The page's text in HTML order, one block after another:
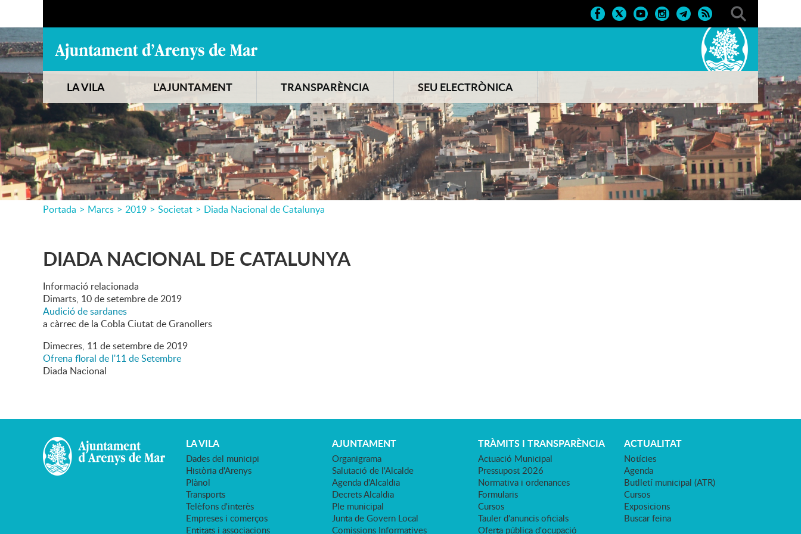
LA VILA L'AJUNTAMENT TRANSPARÈNCIA SEU ELECTRÒNICA
Portada > Marcs > 2019 > Societat > Diada Nacional de Catalunya
DIADA NACIONAL DE CATALUNYA
Informació relacionada
Dimarts, 10desetembrede2019
Audició de sardanes
a càrrec de la Cobla Ciutat de Granollers
Dimecres, 11desetembrede2019
Ofrena floral de l'11 de Setembre
Diada Nacional
LA VILA
Dades del municipi
Història d'Arenys
Plànol
Transports
Telèfons d'interès
Empreses i comerços
Entitats i associacions
AJUNTAMENT
Organigrama
Salutació de l'Alcalde
Agenda d'Alcaldia
Decrets Alcaldia
Ple municipal
Junta de Govern Local
Comissions Informatives
TRÀMITS I TRANSPARÈNCIA
Actuació Municipal
Pressupost 2026
Normativa i ordenances
Formularis
Cursos
Tauler d'anuncis oficials
Oferta pública d'ocupació
ACTUALITAT
Notícies
Agenda
Butlletí municipal (ATR)
Cursos
Exposicions
Buscar feina